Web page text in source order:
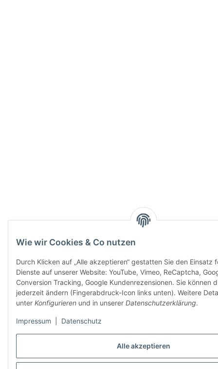
Alle akzeptieren
Wie wir Cookies & Co nutzen
Durch Klicken auf „Alle akzeptieren“ gestatten Sie den Einsatz
Dienste auf unserer Website: YouTube, Vimeo, ReCaptcha,
Conversion Tracking, Google Kundenrezensionen. Sie können
jederzeit ändern (Fingerabdruck-Icon links unten). Weitere
unter Konfigurieren und in unserer Datenschutzerklärung.
Impressum Datenschutz